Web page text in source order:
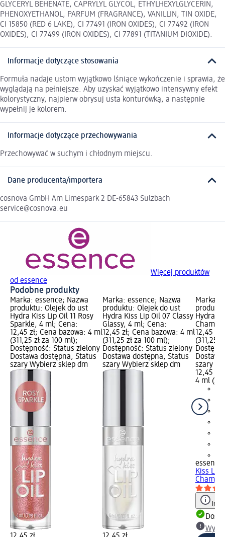
GLYCERYL BEHENATE, CAPRYLYL GLYCOL, ETHYLHEXYLGLYCERIN,
PHENOXYETHANOL, PARFUM (FRAGRANCE), VANILLIN, TIN OXIDE,
CI 15850 (RED 6 LAKE), CI 77491 (IRON OXIDES), CI 77492 (IRON
OXIDES), CI 77499 (IRON OXIDES), CI 77891 (TITANIUM DIOXIDE).
Informacje dotyczące stosowania
Formuła nadaje ustom wyjątkowo lśniące wykończenie i sprawia, że
wyglądają na pełniejsze. Aby uzyskać wyjątkowo intensywny efekt
kolorystyczny, najpierw obrysuj usta konturówką, a następnie
wypełnij je kolorem.
Informacje dotyczące przechowywania
Przechowywać w suchym i chłodnym miejscu.
Dane producenta/importera
cosnova GmbH Am Limespark 2 DE-65843 Sulzbach
service@cosnova.eu
Więcej produktów
od essence
Podobne produkty
Marka: essence; Nazwa
produktu: Olejek do ust
Hydra Kiss Lip Oil 11 Rosy
Sparkle, 4 ml; Cena:
12,45 zł; Cena bazowa: 4 ml
(311,25 zł za 100 ml);
Dostępność: Status zielony
Dostawa dostępna, Status
szary Wybierz sklep dm
Marka: essence; Nazwa
produktu: Olejek do ust
Hydra Kiss Lip Oil 07 Classy
Glassy, 4 ml; Cena:
12,45 zł; Cena bazowa: 4 ml
(311,25 zł za 100 ml);
Dostępność: Status zielony
Dostawa dostępna, Status
szary Wybierz sklep dm
Marka:
Hydra
12,45
(311,25
szary
12,45 zł
4 ml
essence
Kiss Lip